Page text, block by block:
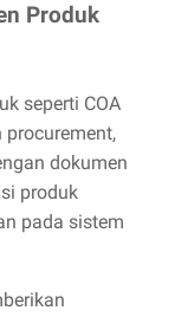
Produk
seperti COA
dokumen
produk
pada sistem